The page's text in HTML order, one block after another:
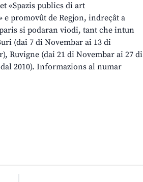
«Spazis publics di art
promovût de Regjon, indreçât a
si podaran viodi, tant che intun
(dai 7 di Novembar ai 13 di
Ruvigne (dai 21 di Novembar ai 27 di
2010). Informazions al numar